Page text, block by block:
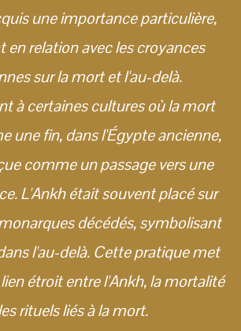
une importance particulière,
relation avec les croyances
sur la mort et l'au-delà.
à certaines cultures où la mort
une fin, dans l'Égypte ancienne,
comme un passage vers une
L'Ankh était souvent placé sur
décédés, symbolisant
l'au-delà. Cette pratique met
étroit entre l'Ankh, la mortalité
rituels liés à la mort.